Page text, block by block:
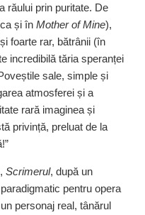
răului prin puritate. De
și în Mother of Mine),
și foarte rar, bătrânii (în
incredibilă tăria speranței
sale, simple și
atmosferei și a
rară imaginea și
privință, preluat de la
Scrimerul, după un
pentru opera
personaj real, tânărul